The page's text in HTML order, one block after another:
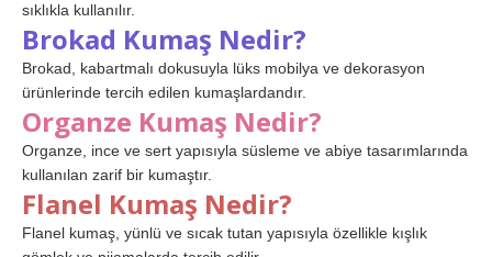
sıklıkla kullanılır.
Brokad Kumaş Nedir?
Brokad, kabartmalı dokusuyla lüks mobilya ve dekorasyon
ürünlerinde tercih edilen kumaşlardandır.
Organze Kumaş Nedir?
Organze, ince ve sert yapısıyla süsleme ve abiye tasarımlarında
kullanılan zarif bir kumaştır.
Flanel Kumaş Nedir?
Flanel kumaş, yünlü ve sıcak tutan yapısıyla özellikle kışlık